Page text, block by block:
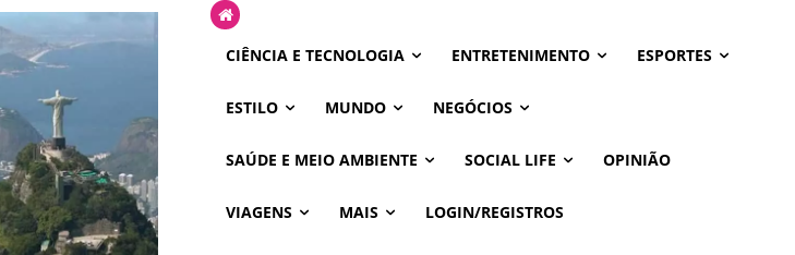
CIÊNCIA E TECNOLOGIA ENTRETENIMENTO ESPORTES
ESTILO MUNDO NEGÓCIOS
SAÚDE E MEIO AMBIENTE SOCIAL LIFE OPINIÃO
VIAGENS MAIS LOGIN/REGISTROS